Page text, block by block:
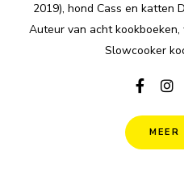
2019), hond Cass en katten
Auteur van acht
Slowcooker
MEER